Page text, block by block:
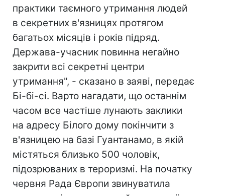
практики таємного утримання людей
в секретних в'язницях протягом
багатьох місяців і років підряд.
Держава-учасник повинна негайно
закрити всі секретні центри
утримання", - сказано в заяві, передає
Бі-бі-сі. Варто нагадати, що останнім
часом все частіше лунають заклики
на адресу Білого дому покінчити з
в'язницею на базі Гуантанамо, в якій
містяться близько 500 чоловік,
підозрюваних в тероризмі. На початку
червня Рада Європи звинуватила